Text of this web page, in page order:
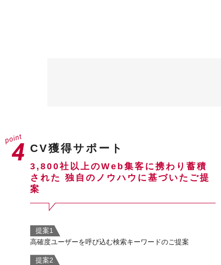
CV獲得サポート
3,800社以上のWeb集客に携わり蓄積
された 独自のノウハウに基づいたご提
案
提案1
高確度ユーザーを呼び込む検索キーワードのご提案
提案2